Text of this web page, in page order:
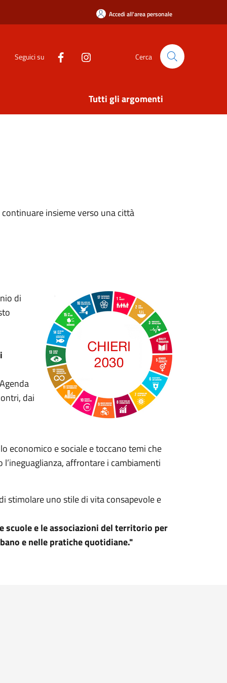
Accedi all'area personale
Seguici su Cerca
Tutti gli argomenti
insieme verso una città
di
dai
economico e sociale e toccano temi che
affrontare i cambiamenti
stimolare uno stile di vita consapevole e
scuole e le associazioni del territorio per
e nelle pratiche quotidiane."